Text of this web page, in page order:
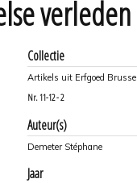
verleden
Collectie
Artikels uit Erfgoed Brussel
Nr. 11-12 - 2
Auteur(s)
Demeter Stéphane
Jaar